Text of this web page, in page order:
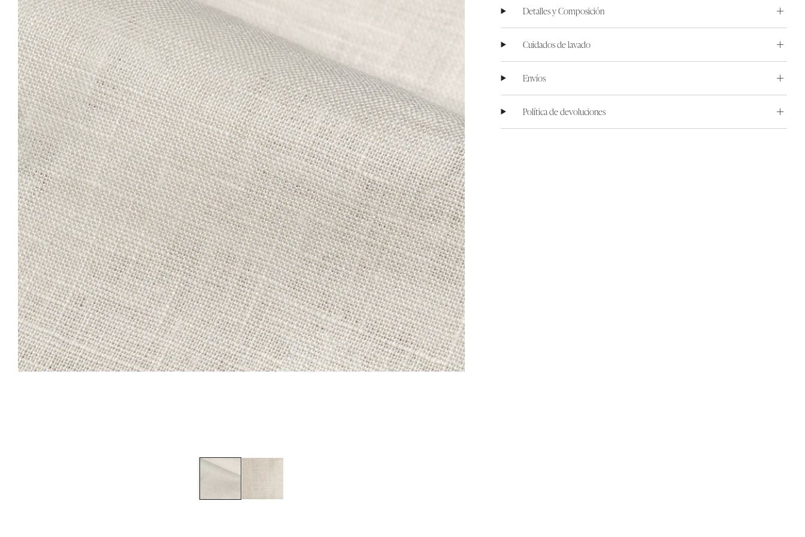
Detalles y Composición
Cuidados de lavado
Envíos
Política de devoluciones